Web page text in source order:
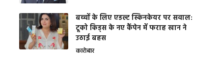
बच्चों के लिए एडल्ट स्किनकेयर पर सवाल:
टूको किड्स के नए कैंपेन में फराह खान ने
उठाई बहस
कारोबार